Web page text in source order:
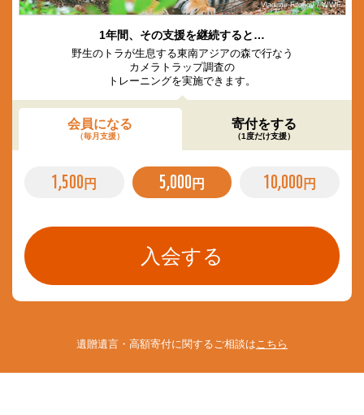
© Vladimir Filonov / WWF
1年間、その支援を継続すると…
野生のトラが生息する東南アジアの森で行なう
カメラトラップ調査の
トレーニングを実施できます。
会員になる
（毎月支援）
寄付をする
（1度だけ支援）
1,500 円 5,000 円 10,000 円
遺贈遺言・高額寄付に関するご相談は こちら